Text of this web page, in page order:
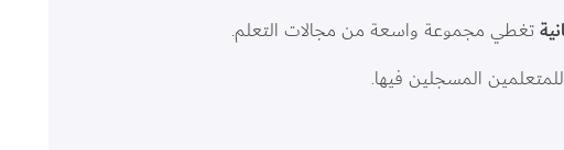
تغطي مجموعة واسعة من مجالات التعلم.
للمتعلمين المسجلين فيها.